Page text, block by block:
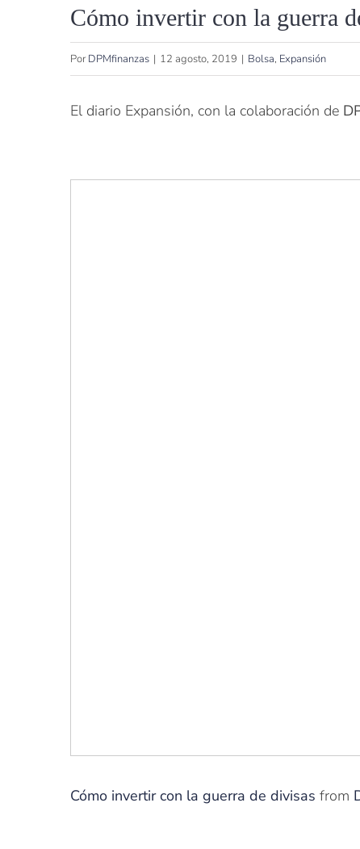
Cómo invertir con la guerra
PorDPMfinanzas | 12 agosto, 2019 | Bolsa, Expansión
El diario Expansión, con la colaboración de
Cómo invertir con la guerra de divisas from